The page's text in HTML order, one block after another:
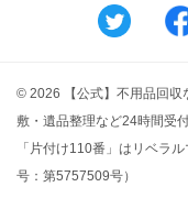
© 2026 【公式】不用品回収
敷・遺品整理など24時間受付
「片付け110番」はリベラ
号：第5757509号）